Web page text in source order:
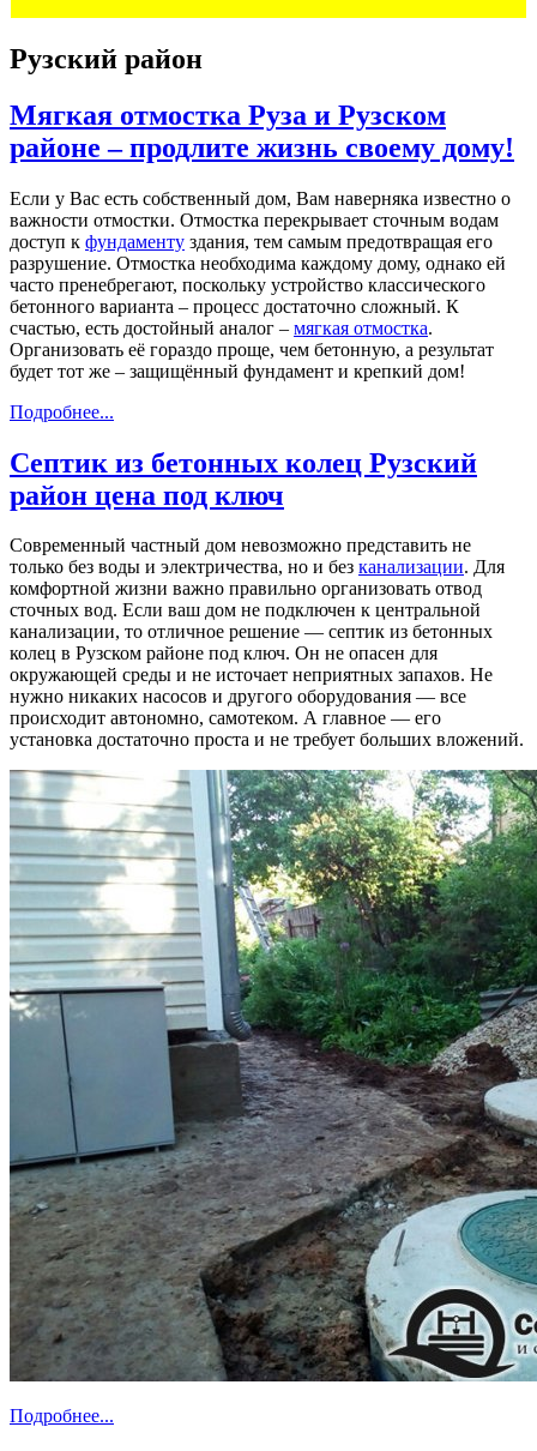
Рузский район
Мягкая отмостка Руза и Рузском
районе – продлите жизнь своему дому!
Если у Вас есть собственный дом, Вам наверняка известно о
важности отмостки. Отмостка перекрывает сточным водам
доступ к фундаменту здания, тем самым предотвращая его
разрушение. Отмостка необходима каждому дому, однако ей
часто пренебрегают, поскольку устройство классического
бетонного варианта – процесс достаточно сложный. К
счастью, есть достойный аналог – мягкая отмостка.
Организовать её гораздо проще, чем бетонную, а результат
будет тот же – защищённый фундамент и крепкий дом!
Подробнее...
Септик из бетонных колец Рузский
район цена под ключ
Современный частный дом невозможно представить не
только без воды и электричества, но и без канализации. Для
комфортной жизни важно правильно организовать отвод
сточных вод. Если ваш дом не подключен к центральной
канализации, то отличное решение — септик из бетонных
колец в Рузском районе под ключ. Он не опасен для
окружающей среды и не источает неприятных запахов. Не
нужно никаких насосов и другого оборудования — все
происходит автономно, самотеком. А главное — его
установка достаточно проста и не требует больших вложений.
Подробнее...